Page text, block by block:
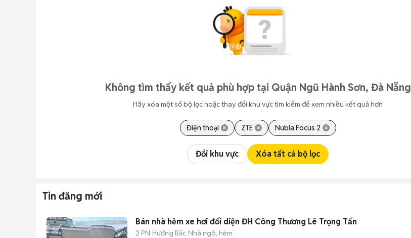
Không tìm thấy kết quả phù hợp tại Quận Ngũ Hành Sơn, Đà Nẵng
Hãy xóa một số bộ lọc hoặc thay đổi khu vực tìm kiếm để xem nhiều kết quả hơn
Điện thoại ZTE Nubia Focus 2
Đổi khu vực Xóa tất cả bộ lọc
Tin đăng mới
Bán nhà hẻm xe hơi đối diện ĐH Công Thương Lê Trọng Tấn
2 PN Hướng Bắc Nhà ngõ, hẻm